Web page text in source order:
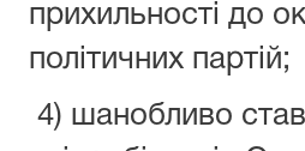
прихильності до
політичних партій;
4) шанобливо